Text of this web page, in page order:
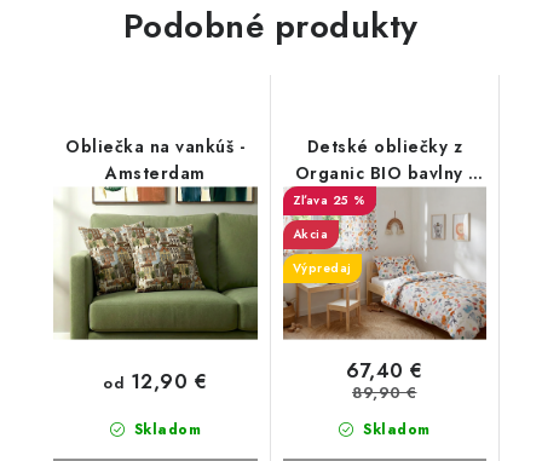
Podobné produkty
Obliečka na vankúš -
Amsterdam
Skladom
od 12,90 €
Detské obliečky z
Organic BIO bavlny -
Children's 13
25 %
Akcia
Výpredaj
Skladom
67,40 €
89,90 €